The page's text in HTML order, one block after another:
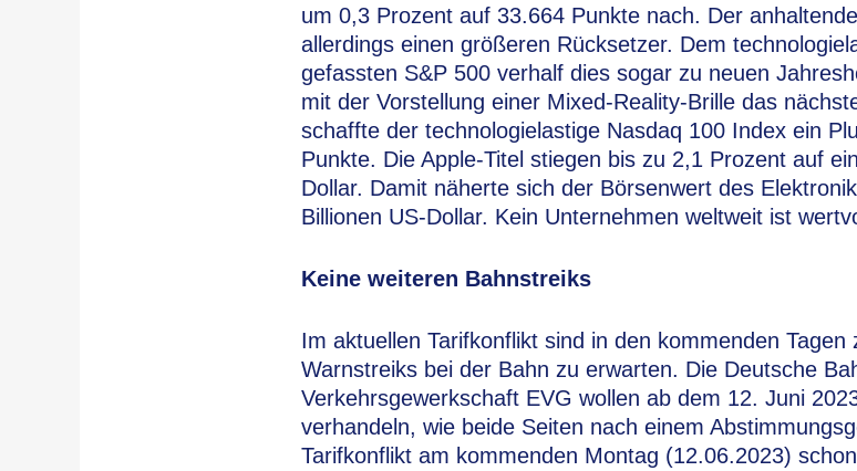
um 0,3 Prozent auf 33.664 Punkte nach. Der
allerdings einen größeren Rücksetzer. Dem
gefassten S&P 500 verhalf dies sogar zu neuen
mit der Vorstellung einer Mixed-Reality-Brille das
schaffte der technologielastige Nasdaq 100 Index ein
Punkte. Die Apple-Titel stiegen bis zu 2,1 Prozent auf
Dollar. Damit näherte sich der Börsenwert des
Billionen US-Dollar. Kein Unternehmen weltweit ist
Keine weiteren Bahnstreiks
Im aktuellen Tarifkonflikt sind in den kommenden Tagen
Warnstreiks bei der Bahn zu erwarten. Die Deutsche
Verkehrsgewerkschaft EVG wollen ab dem 12. Juni
verhandeln, wie beide Seiten nach einem
Tarifkonflikt am kommenden Montag (12.06.2023)